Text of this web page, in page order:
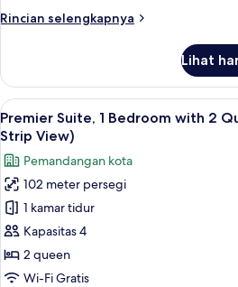
tidur
Rincian selengkapnya
Rincian
Suite
Premier,
1
kamar
tidur
Lihat
Lihat
semua
foto
untuk
Premier
Suite,
1
Bedroom
with
13
Premier Suite, 1 Bedroom with 2
Strip View)
Pemandangan kota
102 meter persegi
1 kamar tidur
Kapasitas 4
2 queen
Wi-Fi Gratis